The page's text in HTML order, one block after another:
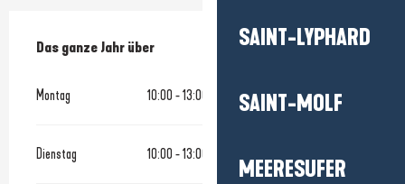
SAINT-LYPHARD
SAINT-MOLF
MEERESUFER
Das ganze Jahr über
Das ganze Jahr über
Montag 10:00 - 13:00 15:00 - 19:00
Dienstag 10:00 - 13:00